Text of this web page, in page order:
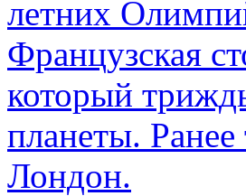
летних
Французская
который
планеты. Ранее
Лондон.